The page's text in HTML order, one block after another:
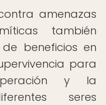
amenazas
también
beneficios en
para
y la
seres